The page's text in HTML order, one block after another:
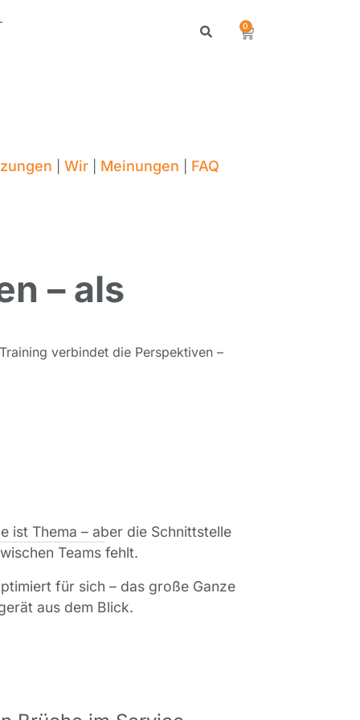
0
Wir Meinungen FAQ
– als
verbindet die Perspektiven –
ist Thema – aber die Schnittstelle
Teams fehlt.
für sich – das große Ganze
aus dem Blick.